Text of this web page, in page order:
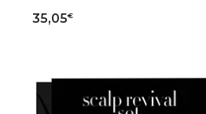
35,05€